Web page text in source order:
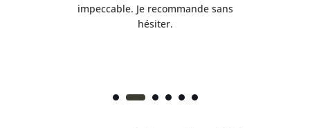
impeccable. Je recommande sans
hésiter.